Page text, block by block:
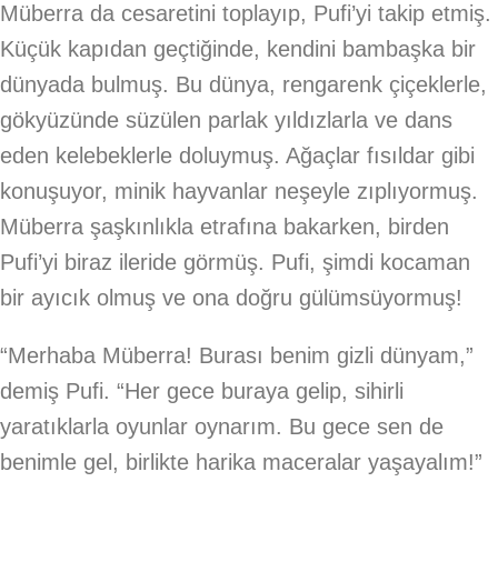
Müberra da cesaretini toplayıp, Pufi’yi takip etmiş.
Küçük kapıdan geçtiğinde, kendini bambaşka bir
dünyada bulmuş. Bu dünya, rengarenk çiçeklerle,
gökyüzünde süzülen parlak yıldızlarla ve dans
eden kelebeklerle doluymuş. Ağaçlar fısıldar gibi
konuşuyor, minik hayvanlar neşeyle zıplıyormuş.
Müberra şaşkınlıkla etrafına bakarken, birden
Pufi’yi biraz ileride görmüş. Pufi, şimdi kocaman
bir ayıcık olmuş ve ona doğru gülümsüyormuş!
“Merhaba Müberra! Burası benim gizli dünyam,”
demiş Pufi. “Her gece buraya gelip, sihirli
yaratıklarla oyunlar oynarım. Bu gece sen de
benimle gel, birlikte harika maceralar yaşayalım!”